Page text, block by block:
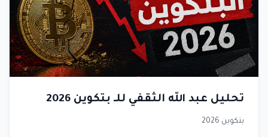
تحليل عبد الله الثقفي للـ بتكوين 2026
بتكوين 2026